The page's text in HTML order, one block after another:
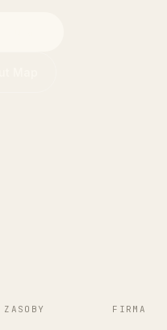
ZASOBY FIRMA